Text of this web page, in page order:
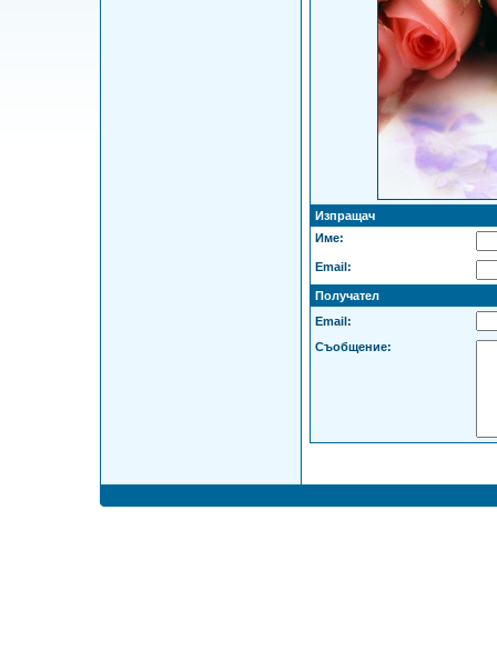
Изпращач
Име:
Email:
Получател
Email:
Съобщение: